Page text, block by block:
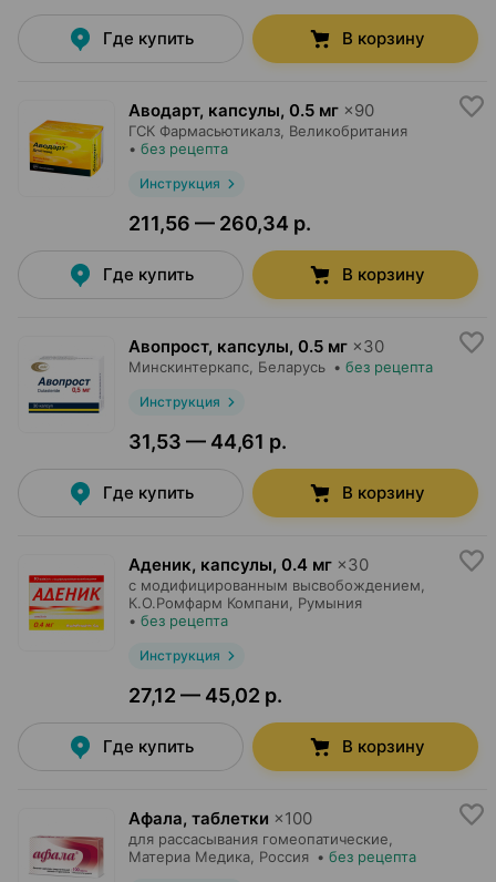
Где купить В корзину
Аводарт, капсулы, 0.5 мг ×90
ГСК Фармасьютикалз , Великобритания
• без рецепта
Инструкция
211,56 — 260,34 р.
Где купить В корзину
Авопрост, капсулы, 0.5 мг ×30
Минскинтеркапс , Беларусь • без рецепта
Инструкция
31,53 — 44,61 р.
Где купить В корзину
Аденик, капсулы, 0.4 мг ×30
с модифицированным высвобождением,
К.О.Ромфарм Компани , Румыния
• без рецепта
Инструкция
27,12 — 45,02 р.
Где купить В корзину
Афала, таблетки ×100
для рассасывания гомеопатические,
Материа Медика , Россия • без рецепта